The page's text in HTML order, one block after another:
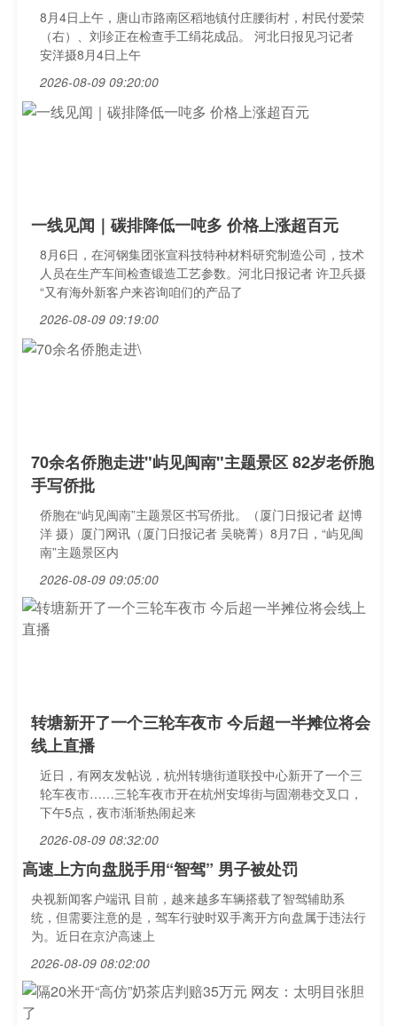
8月4日上午，唐山市路南区稻地镇付庄腰街村，村民付爱荣
（右）、刘珍正在检查手工绢花成品。 河北日报见习记者
安洋摄8月4日上午
2026-08-09 09:20:00
一线见闻｜碳排降低一吨多 价格上涨超百元
8月6日，在河钢集团张宣科技特种材料研究制造公司，技术
人员在生产车间检查锻造工艺参数。河北日报记者 许卫兵摄
“又有海外新客户来咨询咱们的产品了
2026-08-09 09:19:00
70余名侨胞走进"屿见闽南"主题景区 82岁老侨胞
手写侨批
侨胞在“屿见闽南”主题景区书写侨批。（厦门日报记者 赵博
洋 摄）厦门网讯（厦门日报记者 吴晓菁）8月7日，“屿见闽
南”主题景区内
2026-08-09 09:05:00
转塘新开了一个三轮车夜市 今后超一半摊位将会
线上直播
近日，有网友发帖说，杭州转塘街道联投中心新开了一个三
轮车夜市……三轮车夜市开在杭州安埠街与固潮巷交叉口，
下午5点，夜市渐渐热闹起来
2026-08-09 08:32:00
高速上方向盘脱手用“智驾” 男子被处罚
央视新闻客户端讯 目前，越来越多车辆搭载了智驾辅助系
统，但需要注意的是，驾车行驶时双手离开方向盘属于违法行
为。近日在京沪高速上
2026-08-09 08:02:00